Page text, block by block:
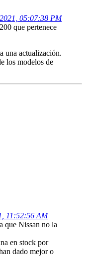
05:07:38 PM
que pertenece
una actualización.
los modelos de
11:52:56 AM
que Nissan no la
en stock por
dado mejor o